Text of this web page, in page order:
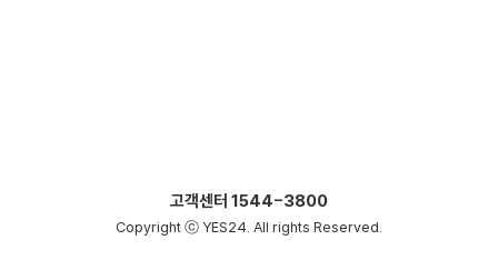
고객센터 1544-3800
Copyright ⓒ YES24. All rights Reserved.